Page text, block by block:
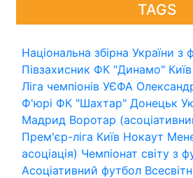
TAGS
Національна збірна України з
Півзахисник ФК "Динамо" Київ
Ліга чемпіонів УЄФА
Ф'юрі ФК "Шахтар" Донецьк
Мадрид Воротар
Прем'єр-ліга Київ Нокаут
асоціація) Чемпіонат світу з
Асоціативний футбол